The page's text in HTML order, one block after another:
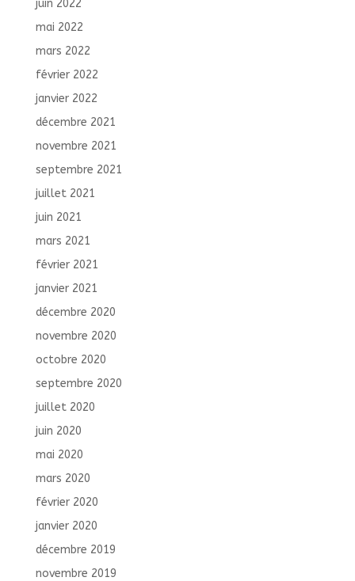
juin 2022
mai 2022
mars 2022
février 2022
janvier 2022
décembre 2021
novembre 2021
septembre 2021
juillet 2021
juin 2021
mars 2021
février 2021
janvier 2021
décembre 2020
novembre 2020
octobre 2020
septembre 2020
juillet 2020
juin 2020
mai 2020
mars 2020
février 2020
janvier 2020
décembre 2019
novembre 2019